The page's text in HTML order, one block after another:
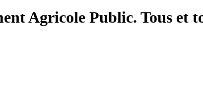
Agricole Public. Tous et